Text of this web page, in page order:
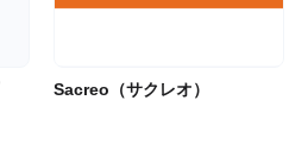
Sacreo（サクレオ）